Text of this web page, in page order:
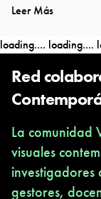
(EE.UU.) en 2018,
ciudad en la que
Con los proyectos
los próximos años,
investigación, la
en la lucha contra
Leer Más
loading.... loading....
Red
La comunidad
visuales
investigadores
gestores,